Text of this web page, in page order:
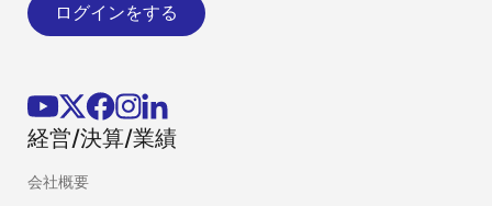
ログインをする
経営/決算/業績
会社概要